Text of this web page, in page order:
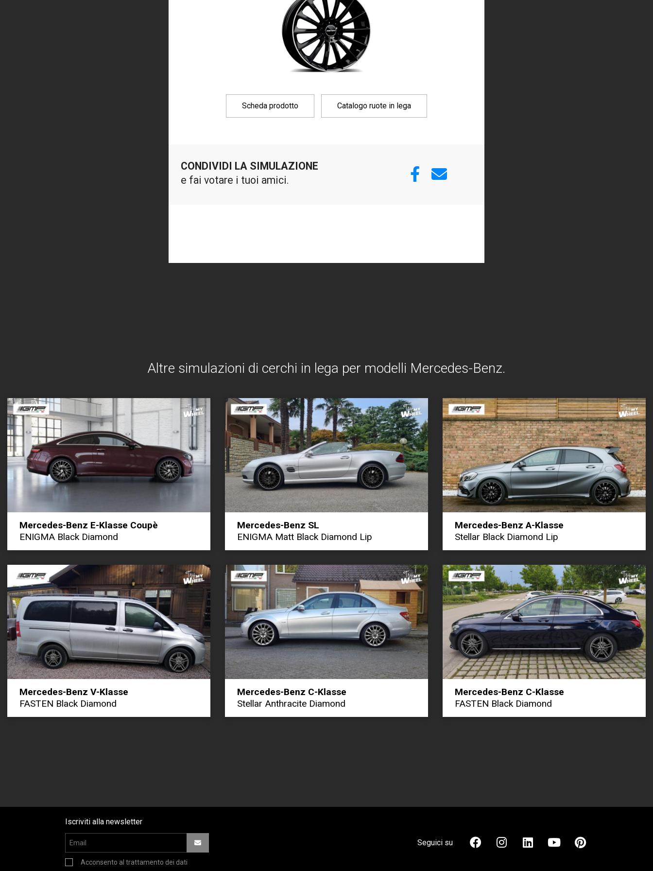
Scheda prodotto Catalogo ruote in lega
CONDIVIDI LA SIMULAZIONE
e fai votare i tuoi amici.
Altre simulazioni di cerchi in lega per modelli Mercedes-Benz.
Mercedes-Benz E-Klasse Coupè
ENIGMA Black Diamond
Mercedes-Benz SL
ENIGMA Matt Black Diamond Lip
Mercedes-Benz A-Klasse
Stellar Black Diamond Lip
Mercedes-Benz V-Klasse
FASTEN Black Diamond
Mercedes-Benz C-Klasse
Stellar Anthracite Diamond
Mercedes-Benz C-Klasse
FASTEN Black Diamond
Iscriviti alla newsletter
Acconsento al trattamento dei dati
Seguici su